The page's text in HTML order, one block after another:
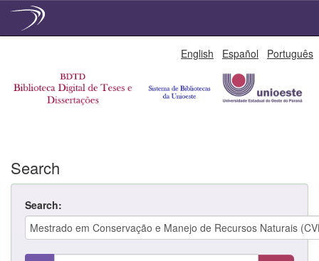
English Español Português
Search
Search: